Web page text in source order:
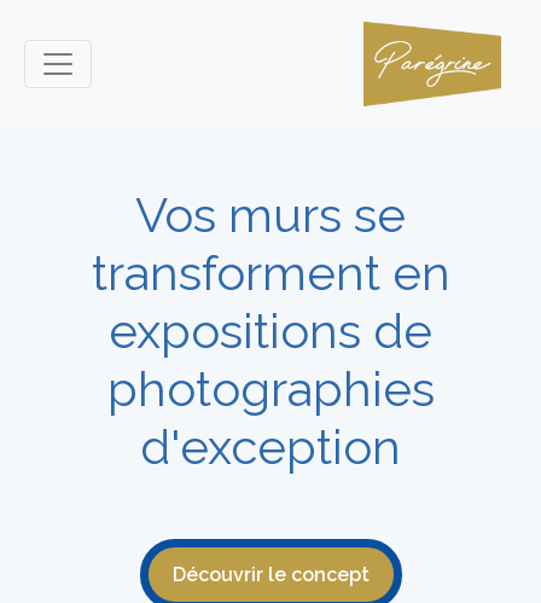
Vos murs se
transforment en
expositions de
photographies
d'exception
Découvrir le concept